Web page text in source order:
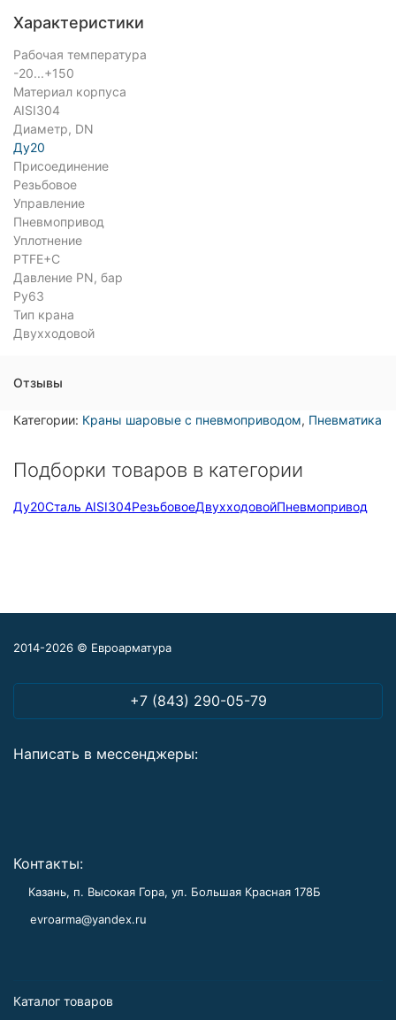
Характеристики
Рабочая температура
-20...+150
Материал корпуса
AISI304
Диаметр, DN
Ду20
Присоединение
Резьбовое
Управление
Пневмопривод
Уплотнение
PTFE+C
Давление PN, бар
Ру63
Тип крана
Двухходовой
Отзывы
Категории: Краны шаровые с пневмоприводом, Пневматика
Подборки товаров в категории
Ду20Сталь AISI304РезьбовоеДвухходовойПневмопривод
2014-2026 © Евроарматура
+7 (843) 290-05-79
Написать в мессенджеры:
Контакты:
Казань, п. Высокая Гора, ул. Большая Красная 178Б
evroarma@yandex.ru
Каталог товаров